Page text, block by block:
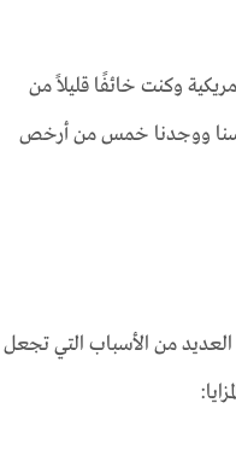
وكنت خائفًا قليلاً من
ووجدنا خمس من أرخص
من الأسباب التي تجعل